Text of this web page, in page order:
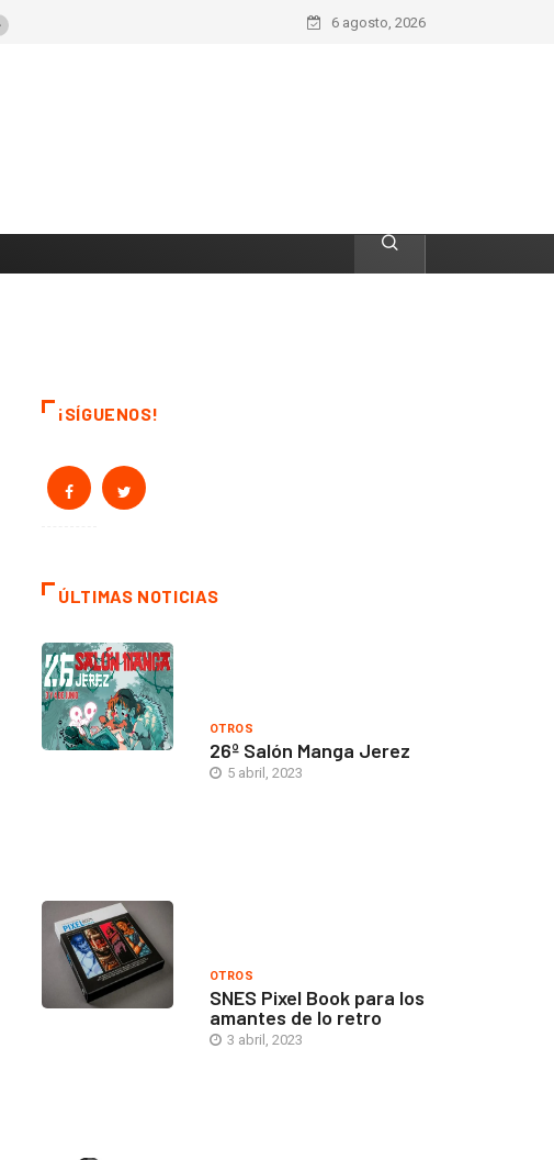
6 agosto, 2026
¡SÍGUENOS!
ÚLTIMAS NOTICIAS
OTROS
26º Salón Manga Jerez
5 abril, 2023
OTROS
SNES Pixel Book para los
amantes de lo retro
3 abril, 2023